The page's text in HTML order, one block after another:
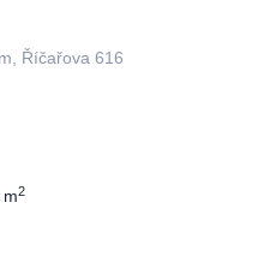
Říčařova 616
2